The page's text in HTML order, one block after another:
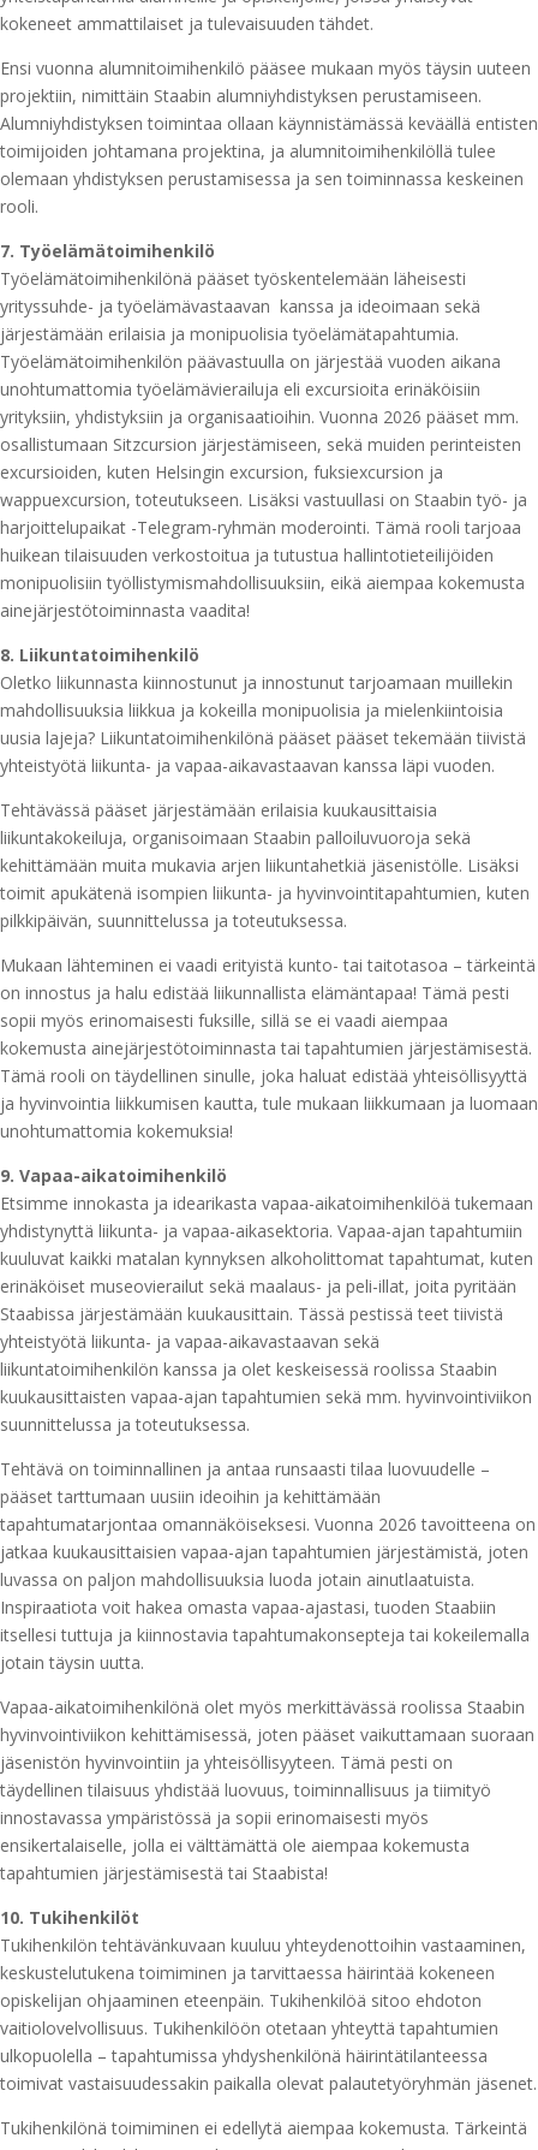
kokeneet ammattilaiset ja tulevaisuuden tähdet.
Ensi vuonna alumnitoimihenkilö pääsee mukaan myös täysin uuteen
projektiin, nimittäin Staabin alumniyhdistyksen perustamiseen.
Alumniyhdistyksen toimintaa ollaan käynnistämässä keväällä entisten
toimijoiden johtamana projektina, ja alumnitoimihenkilöllä tulee
olemaan yhdistyksen perustamisessa ja sen toiminnassa keskeinen
rooli.
7. Työelämätoimihenkilö
Työelämätoimihenkilönä pääset työskentelemään läheisesti
yrityssuhde- ja työelämävastaavan kanssa ja ideoimaan sekä
järjestämään erilaisia ja monipuolisia työelämätapahtumia.
Työelämätoimihenkilön päävastuulla on järjestää vuoden aikana
unohtumattomia työelämävierailuja eli excursioita erinäköisiin
yrityksiin, yhdistyksiin ja organisaatioihin. Vuonna 2026 pääset mm.
osallistumaan Sitzcursion järjestämiseen, sekä muiden perinteisten
excursioiden, kuten Helsingin excursion, fuksiexcursion ja
wappuexcursion, toteutukseen. Lisäksi vastuullasi on Staabin työ- ja
harjoittelupaikat -Telegram-ryhmän moderointi. Tämä rooli tarjoaa
huikean tilaisuuden verkostoitua ja tutustua hallintotieteilijöiden
monipuolisiin työllistymismahdollisuuksiin, eikä aiempaa kokemusta
ainejärjestötoiminnasta vaadita!
8. Liikuntatoimihenkilö
Oletko liikunnasta kiinnostunut ja innostunut tarjoamaan muillekin
mahdollisuuksia liikkua ja kokeilla monipuolisia ja mielenkiintoisia
uusia lajeja? Liikuntatoimihenkilönä pääset pääset tekemään tiivistä
yhteistyötä liikunta- ja vapaa-aikavastaavan kanssa läpi vuoden.
Tehtävässä pääset järjestämään erilaisia kuukausittaisia
liikuntakokeiluja, organisoimaan Staabin palloiluvuoroja sekä
kehittämään muita mukavia arjen liikuntahetkiä jäsenistölle. Lisäksi
toimit apukätenä isompien liikunta- ja hyvinvointitapahtumien, kuten
pilkkipäivän, suunnittelussa ja toteutuksessa.
Mukaan lähteminen ei vaadi erityistä kunto- tai taitotasoa – tärkeintä
on innostus ja halu edistää liikunnallista elämäntapaa! Tämä pesti
sopii myös erinomaisesti fuksille, sillä se ei vaadi aiempaa
kokemusta ainejärjestötoiminnasta tai tapahtumien järjestämisestä.
Tämä rooli on täydellinen sinulle, joka haluat edistää yhteisöllisyyttä
ja hyvinvointia liikkumisen kautta, tule mukaan liikkumaan ja luomaan
unohtumattomia kokemuksia!
9. Vapaa-aikatoimihenkilö
Etsimme innokasta ja idearikasta vapaa-aikatoimihenkilöä tukemaan
yhdistynyttä liikunta- ja vapaa-aikasektoria. Vapaa-ajan tapahtumiin
kuuluvat kaikki matalan kynnyksen alkoholittomat tapahtumat, kuten
erinäköiset museovierailut sekä maalaus- ja peli-illat, joita pyritään
Staabissa järjestämään kuukausittain. Tässä pestissä teet tiivistä
yhteistyötä liikunta- ja vapaa-aikavastaavan sekä
liikuntatoimihenkilön kanssa ja olet keskeisessä roolissa Staabin
kuukausittaisten vapaa-ajan tapahtumien sekä mm. hyvinvointiviikon
suunnittelussa ja toteutuksessa.
Tehtävä on toiminnallinen ja antaa runsaasti tilaa luovuudelle –
pääset tarttumaan uusiin ideoihin ja kehittämään
tapahtumatarjontaa omannäköiseksesi. Vuonna 2026 tavoitteena on
jatkaa kuukausittaisien vapaa-ajan tapahtumien järjestämistä, joten
luvassa on paljon mahdollisuuksia luoda jotain ainutlaatuista.
Inspiraatiota voit hakea omasta vapaa-ajastasi, tuoden Staabiin
itsellesi tuttuja ja kiinnostavia tapahtumakonsepteja tai kokeilemalla
jotain täysin uutta.
Vapaa-aikatoimihenkilönä olet myös merkittävässä roolissa Staabin
hyvinvointiviikon kehittämisessä, joten pääset vaikuttamaan suoraan
jäsenistön hyvinvointiin ja yhteisöllisyyteen. Tämä pesti on
täydellinen tilaisuus yhdistää luovuus, toiminnallisuus ja tiimityö
innostavassa ympäristössä ja sopii erinomaisesti myös
ensikertalaiselle, jolla ei välttämättä ole aiempaa kokemusta
tapahtumien järjestämisestä tai Staabista!
10. Tukihenkilöt
Tukihenkilön tehtävänkuvaan kuuluu yhteydenottoihin vastaaminen,
keskustelutukena toimiminen ja tarvittaessa häirintää kokeneen
opiskelijan ohjaaminen eteenpäin. Tukihenkilöä sitoo ehdoton
vaitiolovelvollisuus. Tukihenkilöön otetaan yhteyttä tapahtumien
ulkopuolella – tapahtumissa yhdyshenkilönä häirintätilanteessa
toimivat vastaisuudessakin paikalla olevat palautetyöryhmän jäsenet.
Tukihenkilönä toimiminen ei edellytä aiempaa kokemusta. Tärkeintä